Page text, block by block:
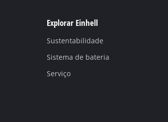
Explorar Einhell
Sustentabilidade
Sistema de bateria
Serviço